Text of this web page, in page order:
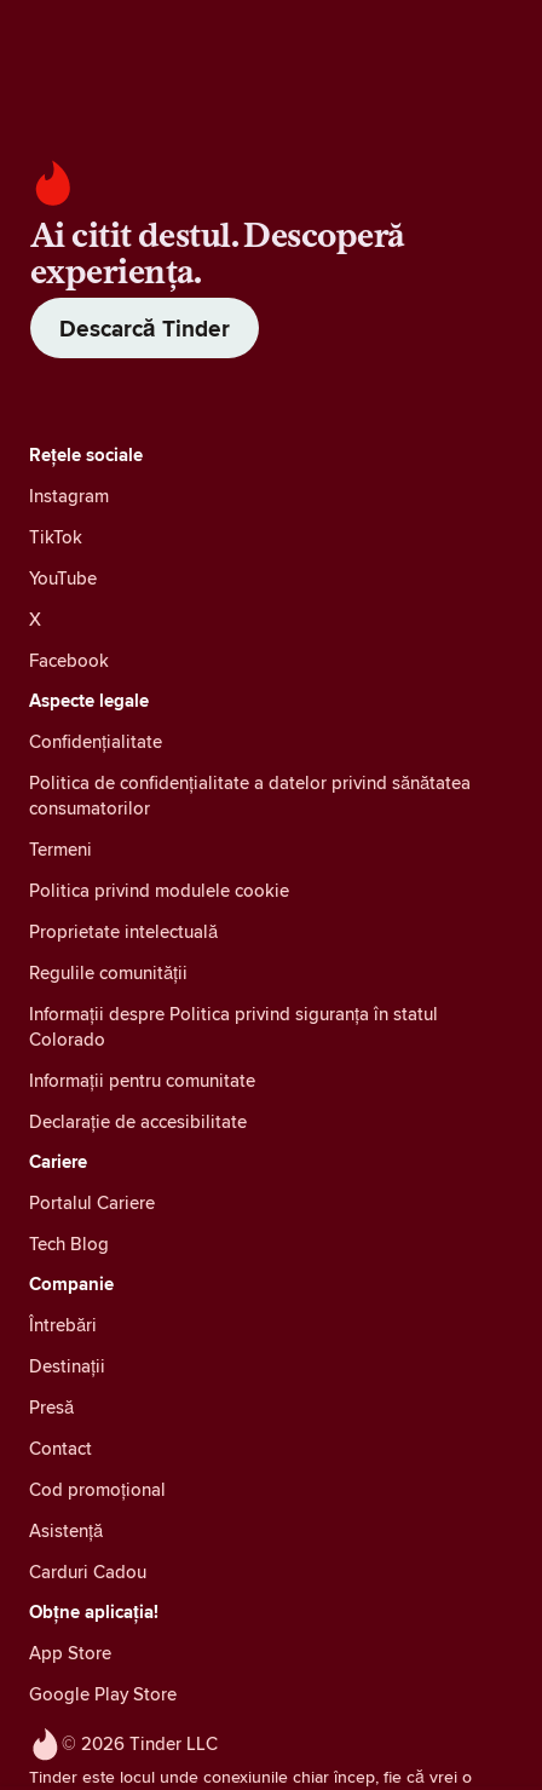
Ai citit destul. Descoperă
experiența.
Descarcă Tinder
© 2026 Tinder LLC
Tinder este locul unde conexiunile chiar încep, fie că vrei o
Rețele sociale
Instagram
TikTok
YouTube
X
Facebook
Aspecte legale
Confidenţialitate
Politica de confidențialitate a datelor privind sănătatea
consumatorilor
Termeni
Politica privind modulele cookie
Proprietate intelectuală
Regulile comunității
Informații despre Politica privind siguranța în statul
Colorado
Informații pentru comunitate
Declarație de accesibilitate
Cariere
Portalul Cariere
Tech Blog
Companie
Întrebări
Destinații
Presă
Contact
Cod promoțional
Asistență
Carduri Cadou
Obțne aplicația!
App Store
Google Play Store